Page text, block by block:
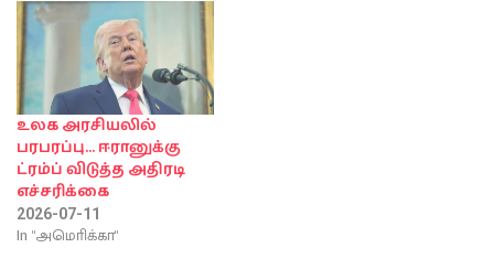
உலக அரசியலில்
பரபரப்பு… ஈரானுக்கு
ட்ரம்ப் விடுத்த அதிரடி
எச்சரிக்கை
2026-07-11
In "அமொிக்கா"